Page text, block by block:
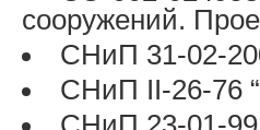
сооружений.
СНиП 31-02-
СНиП II-26-76